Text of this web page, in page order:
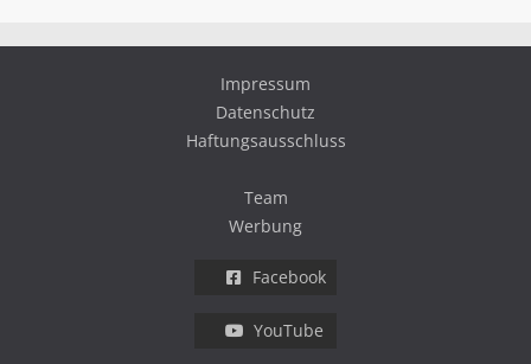
Impressum
Datenschutz
Haftungsausschluss
Team
Werbung
Facebook
YouTube